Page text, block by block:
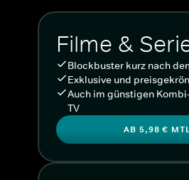
Filme &
Blockbuster kurz nach
Exklusive und
Auch im günstigen
TV
AB 5,98 €